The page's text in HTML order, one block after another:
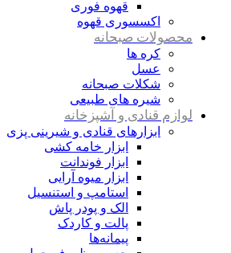
قهوه فوری
اکسسوری قهوه
محصولات صبحانه
کره ها
عسل
شکلات صبحانه
شیره های طبیعی
لوازم قنادی و آشپزخانه
ابزارهای قنادی و شیرینی پزی
ابزار خامه کشی
ابزار فوندانت
ابزار میوه آرایی
استامپ و استنسیل
الک و پودر پاش
پالت و کاردک
پیمانه‌ها